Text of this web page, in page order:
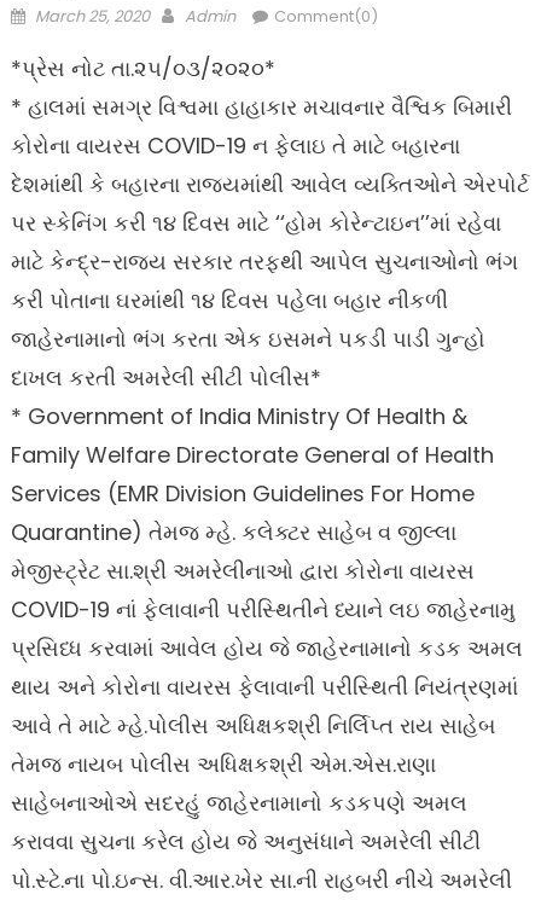
Posted
March 25, 2020 Author
Admin Comment(0)
*પ્રેસ નોટ તા.૨૫/૦૩/૨૦૨૦*
* હાલમાં સમગ્ર વિશ્વમા હાહાકાર મચાવનાર વૈશ્વિક બિમારી
કોરોના વાયરસ COVID-19 ન ફેલાઇ તે માટે બહારના
દેશમાંથી કે બહારના રાજ્યમાંથી આવેલ વ્યક્તિઓને એરપોર્ટ
પર સ્કેનિંગ કરી ૧૪ દિવસ માટે ‘‘હોમ કોરેન્ટાઇન’’માં રહેવા
માટે કેન્દ્ર-રાજ્ય સરકાર તરફથી આપેલ સુચનાઓનો ભંગ
કરી પોતાના ઘરમાંથી ૧૪ દિવસ પહેલા બહાર નીકળી
જાહેરનામાનો ભંગ કરતા એક ઇસમને પકડી પાડી ગુન્હો
દાખલ કરતી અમરેલી સીટી પોલીસ*
* Government of India Ministry Of Health &
Family Welfare Directorate General of Health
Services (EMR Division Guidelines For Home
Quarantine) તેમજ મ્હે. કલેક્ટર સાહેબ વ જીલ્લા
મેજીસ્ટ્રેટ સા.શ્રી અમરેલીનાઓ દ્વારા કોરોના વાયરસ
COVID-19 નાં ફેલાવાની પરીસ્થિતીને ધ્યાને લઇ જાહેરનામુ
પ્રસિધ્ધ કરવામાં આવેલ હોય જે જાહેરનામાનો કડક અમલ
થાય અને કોરોના વાયરસ ફેલાવાની પરીસ્થિતી નિયંત્રણમાં
આવે તે માટે મ્હે.પોલીસ અધિક્ષકશ્રી નિર્લિપ્ત રાય સાહેબ
તેમજ નાયબ પોલીસ અધિક્ષકશ્રી એમ.એસ.રાણા
સાહેબનાઓએ સદરહું જાહેરનામાનો કડકપણે અમલ
કરાવવા સુચના કરેલ હોય જે અનુસંધાને અમરેલી સીટી
પો.સ્ટે.ના પો.ઇન્સ. વી.આર.ખેર સા.ની રાહબરી નીચે અમરેલી